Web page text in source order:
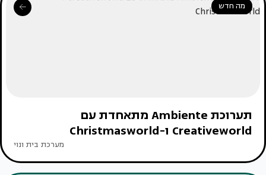
מה חדש
תערוכת Ambiente מתאחדת עם
Creativeworld ו-Christmasworld
מערכת בית ונוי